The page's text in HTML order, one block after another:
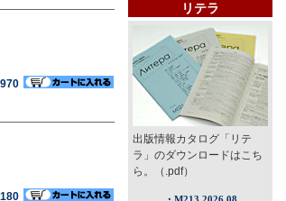
リテラ
出版情報カタログ「リテ
ラ」のダウンロードはこち
ら。（.pdf）